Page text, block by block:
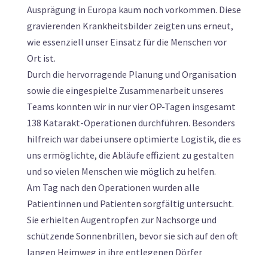
Ausprägung in Europa kaum noch vorkommen. Diese
gravierenden Krankheitsbilder zeigten uns erneut,
wie essenziell unser Einsatz für die Menschen vor
Ort ist.
Durch die hervorragende Planung und Organisation
sowie die eingespielte Zusammenarbeit unseres
Teams konnten wir in nur vier OP-Tagen insgesamt
138 Katarakt-Operationen durchführen. Besonders
hilfreich war dabei unsere optimierte Logistik, die es
uns ermöglichte, die Abläufe effizient zu gestalten
und so vielen Menschen wie möglich zu helfen.
Am Tag nach den Operationen wurden alle
Patientinnen und Patienten sorgfältig untersucht.
Sie erhielten Augentropfen zur Nachsorge und
schützende Sonnenbrillen, bevor sie sich auf den oft
langen Heimweg in ihre entlegenen Dörfer